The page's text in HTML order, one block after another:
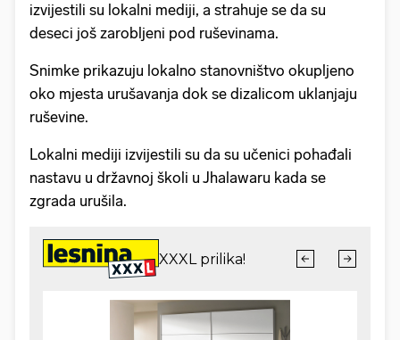
izvijestili su lokalni mediji, a strahuje se da su
deseci još zarobljeni pod ruševinama.
Snimke prikazuju lokalno stanovništvo okupljeno
oko mjesta urušavanja dok se dizalicom uklanjaju
ruševine.
Lokalni mediji izvijestili su da su učenici pohađali
nastavu u državnoj školi u Jhalawaru kada se
zgrada urušila.